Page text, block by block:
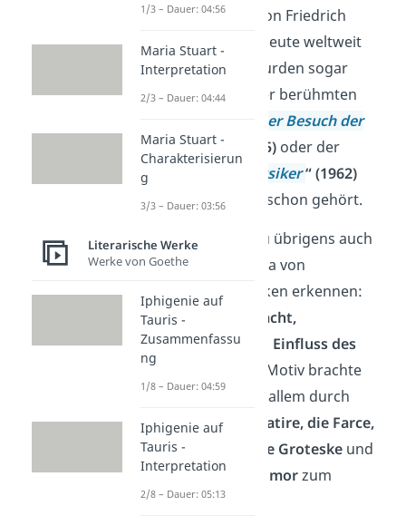
Kriminalromane von Friedrich
Dürrenmatt sind heute weltweit
bekannt. Einige wurden sogar
verfilmt. Von seiner berühmten
Der Besuch der
alten Dame
“ (1955) oder der
Komödie
Die Physiker“ (1962)
hast du bestimmt schon gehört.
In ihnen kannst du übrigens auch
das zentrale Thema von
Dürrenmatts Werken erkennen:
DieFrage nach Macht,
Gerechtigkeit
Einfluss des
Einzelnen
. Dieses Motiv brachte
der Schweizer vor allem durch
Stilmittel wie
die Satire, die Farce,
das Paradoxon, die Groteske und
den schwarzen Humorzum
Ausdruck.
1/3 – Dauer: 04:56
Maria Stuart -
Interpretation
2/3 – Dauer: 04:44
Maria Stuart -
Charakterisierun
g
3/3 – Dauer: 03:56
Literarische Werke
Werke von Goethe
Iphigenie auf
Tauris -
Zusammenfassu
ng
1/8 – Dauer: 04:59
Iphigenie auf
Tauris -
Interpretation
2/8 – Dauer: 05:13